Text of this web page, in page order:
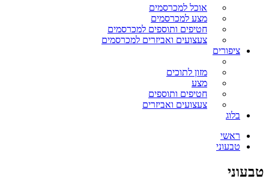
אוכל למכרסמים
מצע למכרסמים
חטיפים ותוספים למכרסמים
צעצועים ואביזרים למכרסמים
ציפורים
מזון לתוכים
מצע
חטיפים ותוספים
צעצועים ואביזרים
בלוג
ראשי
טבעוני
טבעוני